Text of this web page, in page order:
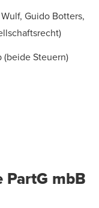
, Guido Botters,
)
(beide Steuern)
PartG mbB